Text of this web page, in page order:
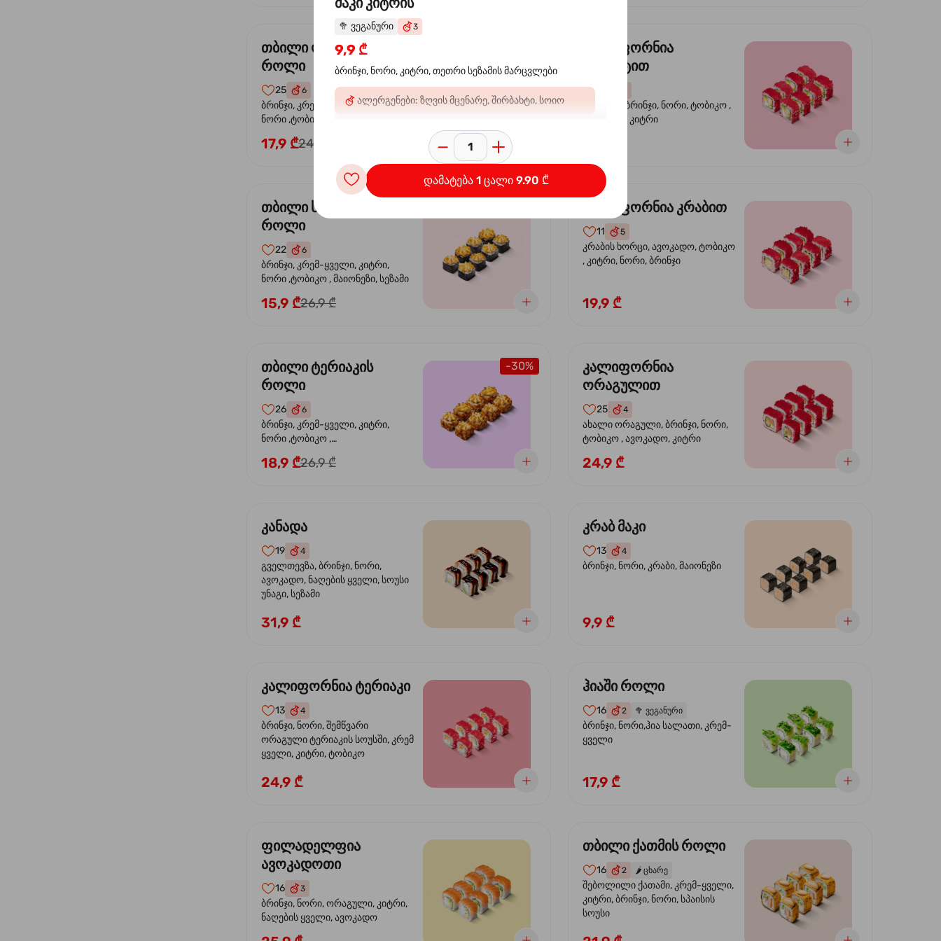
თბილი ორაგულის
როლი
25 6
ბრინჯი, კრემ-ყველი, კიტრი,
ნორი ,ტობიკო , მაიონეზი,
ფოთოლი
17,9 ₾24,9 ₾
კალიფორნია
კრევეტით
კრევეტი, ბრინჯი, ნორი, ტობიკო ,
ავოკადო, კიტრი
თბილი სიყვარული
როლი
22 6
ბრინჯი, კრემ-ყველი, კიტრი,
ნორი ,ტობიკო , მაიონეზი, სეზამი
15,9 ₾26,9 ₾
კალიფორნია კრაბით
11 5
კრაბის ხორცი, ავოკადო, ტობიკო
, კიტრი, ნორი, ბრინჯი
19,9 ₾
-30%
თბილი ტერიაკის
როლი
26 6
ბრინჯი, კრემ-ყველი, კიტრი,
ნორი ,ტობიკო ,
სეზამი, ტერიაკის სოუსი
18,9 ₾26,9 ₾
კალიფორნია
ორაგულით
25 4
ახალი ორაგული, ბრინჯი, ნორი,
ტობიკო , ავოკადო, კიტრი
24,9 ₾
კანადა
19 4
გველთევზა, ბრინჯი, ნორი,
ავოკადო, ნაღების ყველი, სოუსი
უნაგი, სეზამი
31,9 ₾
კრაბ მაკი
13 4
ბრინჯი, ნორი, კრაბი, მაიონეზი
9,9 ₾
კალიფორნია ტერიაკი
13 4
ბრინჯი, ნორი, შემწვარი
ორაგული ტერიაკის სოუსში, კრემ
ყველი, კიტრი, ტობიკო
24,9 ₾
ჰიაში როლი
16 2 🥦 ვეგანური
ბრინჯი, ნორი,ჰია სალათი, კრემ-
ყველი
17,9 ₾
ფილადელფია
ავოკადოთი
16 3
ბრინჯი, ნორი, ორაგული, კიტრი,
ნაღების ყველი, ავოკადო
თბილი ქათმის როლი
16 2 🌶️ ცხარე
შებოლილი ქათამი, კრემ-ყველი,
კიტრი, ბრინჯი, ნორი, სპაისის
სოუსი
🥦 ვეგანური 3
9,9 ₾
ბრინჯი, ნორი, კიტრი, თეთრი სეზამის მარცვლები
ალერგენები: ზღვის მცენარე, შირბახტი, სოიო
დამატება 1 ცალი 9.90 ₾